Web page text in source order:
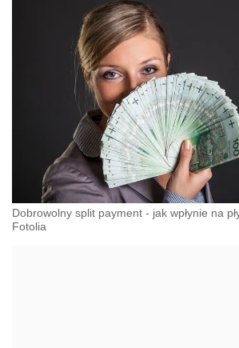
Dobrowolny split payment - jak wpłynie na
Fotolia